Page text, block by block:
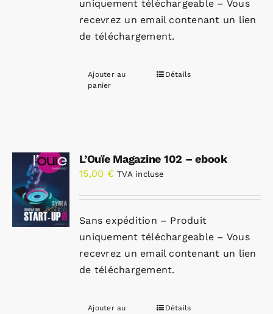
uniquement téléchargeable – Vous
recevrez un email contenant un lien
de téléchargement.
Ajouter au
panier
Détails
L’Ouïe Magazine 102 – ebook
15,00 € TVA incluse
Sans expédition – Produit
uniquement téléchargeable – Vous
recevrez un email contenant un lien
de téléchargement.
Ajouter au
Détails